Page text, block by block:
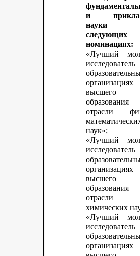
и
следующих
номинациях:
«Лучший
организациях
высшего
отрасли
наук»;
«Лучший
организациях
высшего
отрасли
химических
«Лучший
организациях